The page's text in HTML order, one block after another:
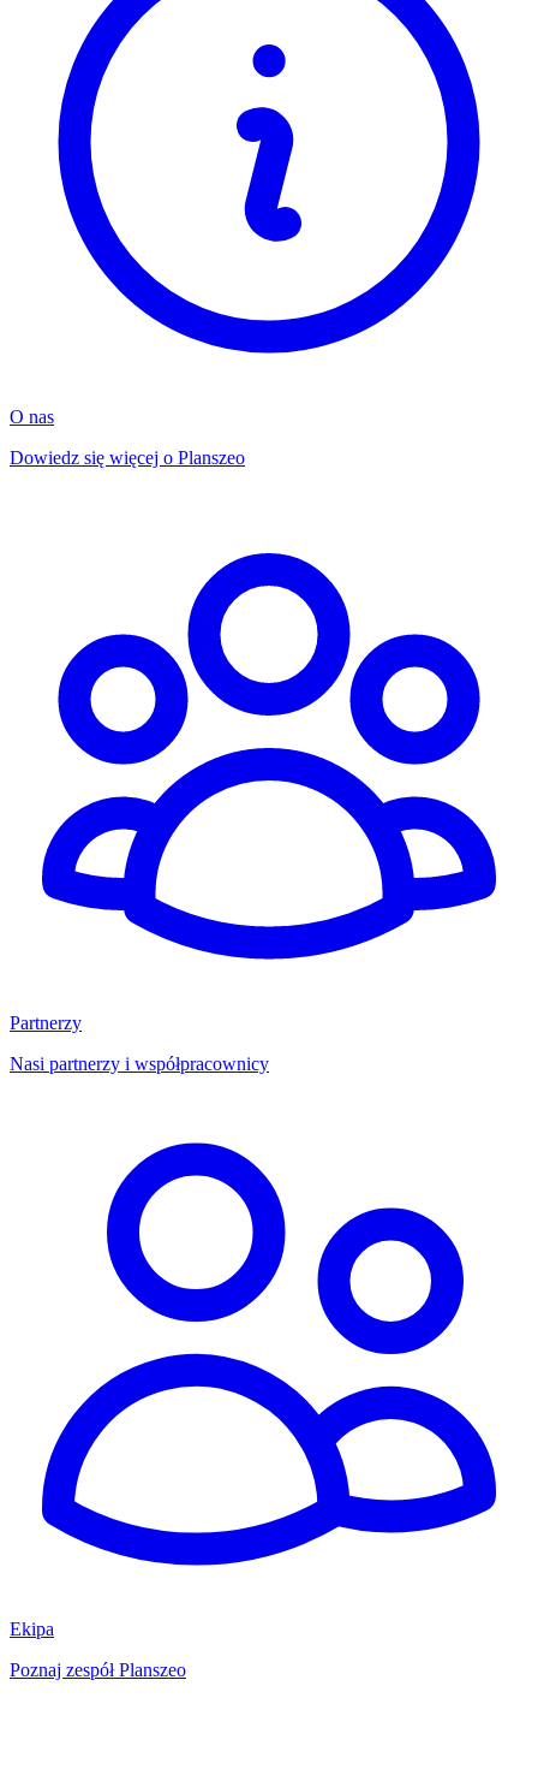
O nas
Dowiedz się więcej o Planszeo
Partnerzy
Nasi partnerzy i współpracownicy
Ekipa
Poznaj zespół Planszeo